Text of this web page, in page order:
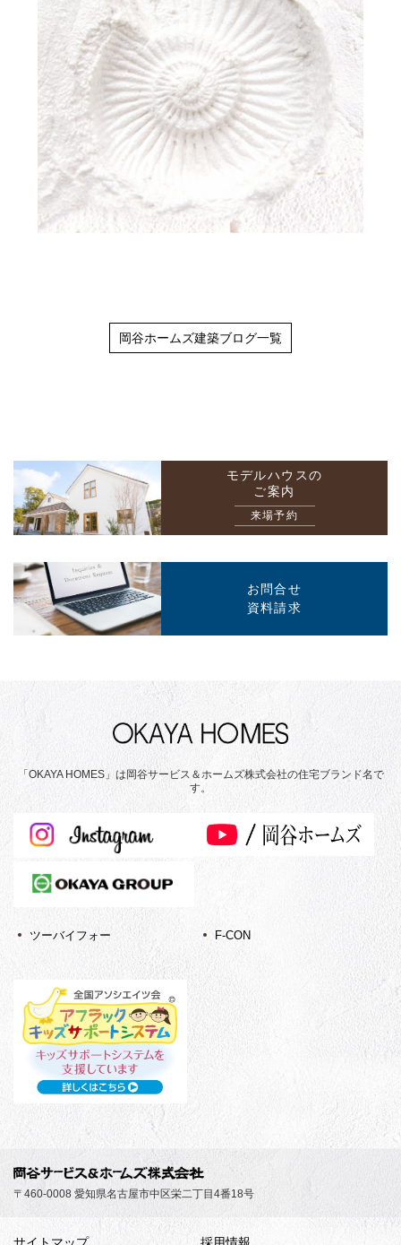
岡谷ホームズ建築ブログ一覧
モデルハウスの
ご案内
来場予約
お問合せ
資料請求
「OKAYA HOMES」は岡谷サービス＆ホームズ株式会社の住宅ブランド名で
す。
ツーバイフォー F-CON
〒460-0008 愛知県名古屋市中区栄二丁目4番18号